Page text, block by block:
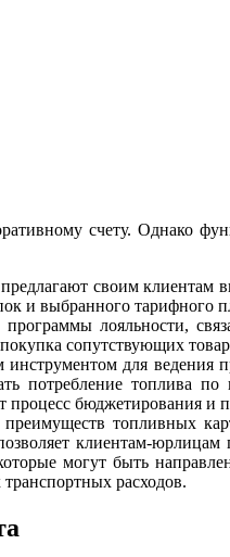
счету. Однако
своим
и выбранного тарифного
лояльности,
сопутствующих
для ведения
потребление топлива
бюджетирования
топливных
клиентам-
могут быть
расходов.